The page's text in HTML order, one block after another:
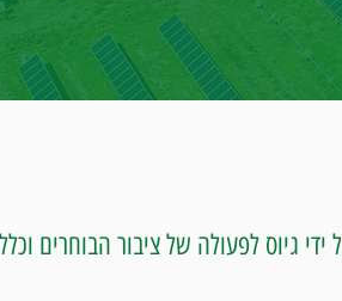
גיוס לפעולה של ציבור הבוחרים